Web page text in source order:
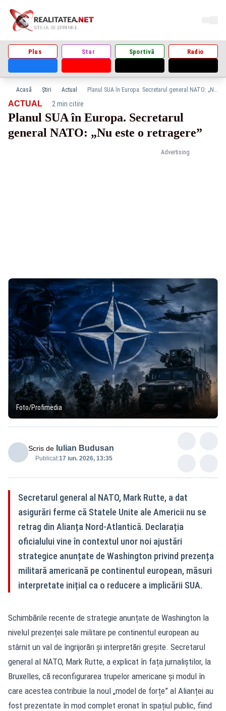
Plus Star Sportivă Radio
Acasă Știri Actual Planul SUA în Europa. Secretarul general NATO: „Nu este o retragere”
Advertising
ACTUAL· 2 min citire
Planul SUA în Europa. Secretarul
general NATO: „Nu este o retragere”
Foto/Profimedia
Scris de Iulian Budusan
Publicat:17 iun. 2026, 13:35
Secretarul general al NATO, Mark Rutte, a dat
asigurări ferme că Statele Unite ale Americii nu se
retrag din Alianța Nord-Atlantică. Declarația
oficialului vine în contextul unor noi ajustări
strategice anunțate de Washington privind prezența
militară americană pe continentul european, măsuri
interpretate inițial ca o reducere a implicării SUA.
Schimbările recente de strategie anunțate de Washington la
nivelul prezenței sale militare pe continentul european au
stârnit un val de îngrijorări și interpretări greșite. Secretarul
general al NATO, Mark Rutte, a explicat în fața jurnaliștilor, la
Bruxelles, că reconfigurarea trupelor americane și modul în
care acestea contribuie la noul „model de forțe” al Alianței au
fost prezentate în mod complet eronat în spațiul public, fiind